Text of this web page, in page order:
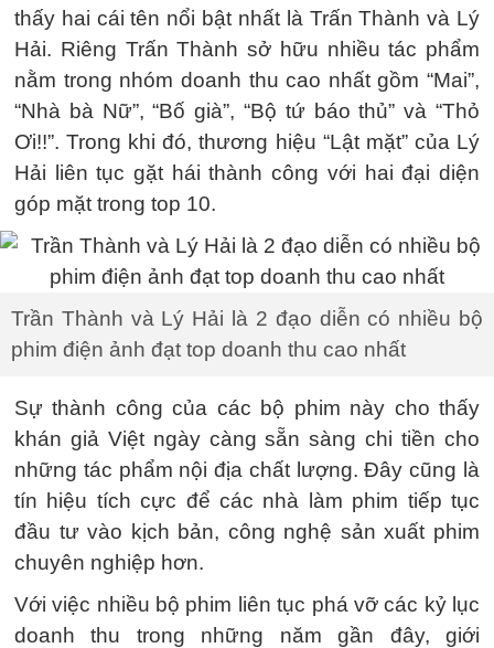
thấy hai cái tên nổi bật nhất là Trấn Thành và Lý
Hải. Riêng Trấn Thành sở hữu nhiều tác phẩm
nằm trong nhóm doanh thu cao nhất gồm “Mai”,
“Nhà bà Nữ”, “Bố già”, “Bộ tứ báo thủ” và “Thỏ
Ơi!!”. Trong khi đó, thương hiệu “Lật mặt” của Lý
Hải liên tục gặt hái thành công với hai đại diện
góp mặt trong top 10.
Trần Thành và Lý Hải là 2 đạo diễn có nhiều bộ
phim điện ảnh đạt top doanh thu cao nhất
Sự thành công của các bộ phim này cho thấy
khán giả Việt ngày càng sẵn sàng chi tiền cho
những tác phẩm nội địa chất lượng. Đây cũng là
tín hiệu tích cực để các nhà làm phim tiếp tục
đầu tư vào kịch bản, công nghệ sản xuất phim
chuyên nghiệp hơn.
Với việc nhiều bộ phim liên tục phá vỡ các kỷ lục
doanh thu trong những năm gần đây, giới